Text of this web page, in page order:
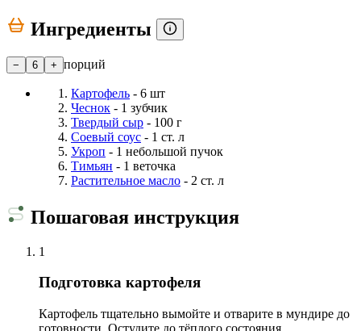
Ингредиенты
− 6 + порций
Картофель - 6 шт
Чеснок - 1 зубчик
Твердый сыр - 100 г
Соевый соус - 1 ст. л
Укроп - 1 небольшой пучок
Тимьян - 1 веточка
Растительное масло - 2 ст. л
Пошаговая инструкция
1
Подготовка картофеля
Картофель тщательно вымойте и отварите в мундире до
готовности. Остудите до тёплого состояния.